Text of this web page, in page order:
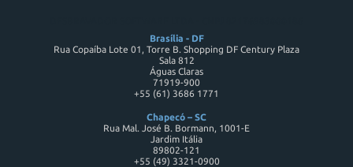
Brasília - DF
Rua Copaíba Lote 01, Torre B. Shopping DF Century Plaza
Sala 812
Águas Claras
71919-900
+55 (61) 3686 1771
Chapecó – SC
Rua Mal. José B. Bormann, 1001-E
Jardim Itália
89802-121
+55 (49) 3321-0900